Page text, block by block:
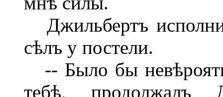
Джильбертъ
сѣлъ у постели.
-- Было бы
тебѣ, продолжалъ